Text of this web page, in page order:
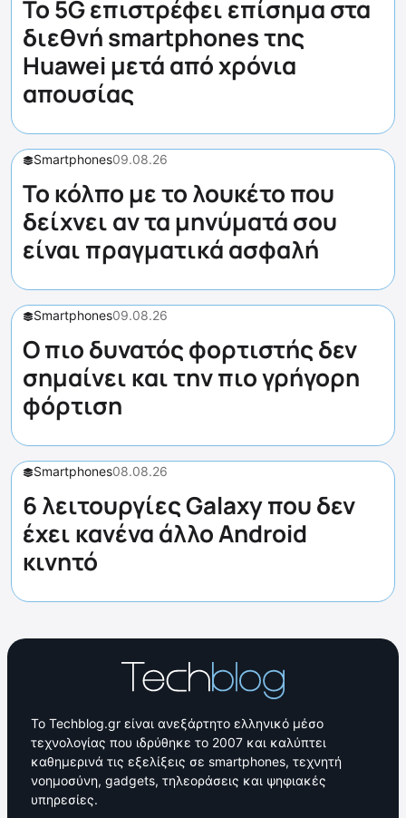
Το 5G επιστρέφει επίσημα στα
διεθνή smartphones της
Huawei μετά από χρόνια
απουσίας
Smartphones09.08.26
Το κόλπο με το λουκέτο που
δείχνει αν τα μηνύματά σου
είναι πραγματικά ασφαλή
Smartphones09.08.26
Ο πιο δυνατός φορτιστής δεν
σημαίνει και την πιο γρήγορη
φόρτιση
Smartphones08.08.26
6 λειτουργίες Galaxy που δεν
έχει κανένα άλλο Android
κινητό
Το Techblog.gr είναι ανεξάρτητο ελληνικό μέσο
τεχνολογίας που ιδρύθηκε το 2007 και καλύπτει
καθημερινά τις εξελίξεις σε smartphones, τεχνητή
νοημοσύνη, gadgets, τηλεοράσεις και ψηφιακές
υπηρεσίες.